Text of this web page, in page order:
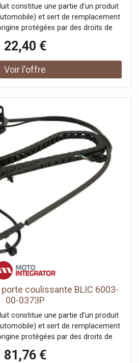
constitue une partie d’un produit
et sert de remplacement
protégées par des droits de
à ce que ni lui-même ni ses autres
contractuels n’utilisent les pièces
fins que exclusivement pour la
complexe, ni ne les emploient
22,40 €
porte coulissante BLIC 6003-
00-0373P
constitue une partie d’un produit
et sert de remplacement
protégées par des droits de
à ce que ni lui-même ni ses autres
81,76 €